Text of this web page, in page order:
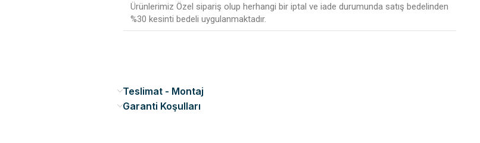
Ürünlerimiz Özel sipariş olup herhangi bir iptal ve iade durumunda satış bedelinden
%30 kesinti bedeli uygulanmaktadır.
Teslimat - Montaj
Garanti Koşulları